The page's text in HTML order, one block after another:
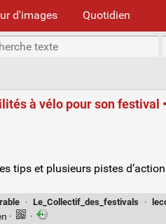
d'images Quotidien
à vélo pour son festival
tips et plusieurs pistes
· Le_Collectif_des_festivals ·
· ·